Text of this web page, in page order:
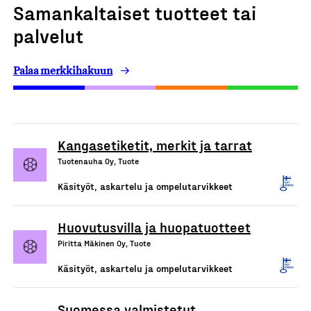
Samankaltaiset tuotteet tai
palvelut
Palaa merkkihakuun
Kangasetiketit, merkit ja tarrat
Tuotenauha Oy, Tuote
Käsityöt, askartelu ja ompelutarvikkeet
Huovutusvilla ja huopatuotteet
Piritta Mäkinen Oy, Tuote
Käsityöt, askartelu ja ompelutarvikkeet